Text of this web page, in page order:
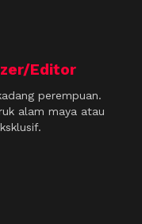
Editor
perempuan.
alam maya atau